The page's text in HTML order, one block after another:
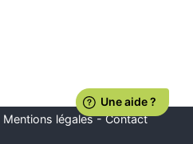
Mentions légales-Contact